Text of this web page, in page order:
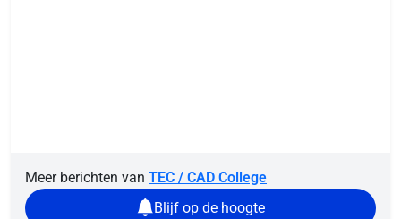
Meer berichten van TEC / CAD College
Blijf op de hoogte